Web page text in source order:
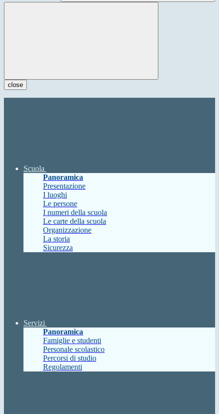
close
Scuola
Panoramica
Presentazione
I luoghi
Le persone
I numeri della scuola
Le carte della scuola
Organizzazione
La storia
Sicurezza
Servizi
Panoramica
Famiglie e studenti
Personale scolastico
Percorsi di studio
Regolamenti